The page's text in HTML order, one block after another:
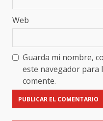
Web
Guarda mi nombre,
este navegador para
comente.